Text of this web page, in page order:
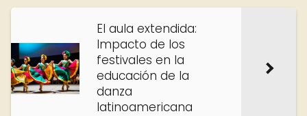
El aula extendida:
Impacto de los
festivales en la
educación de la
danza
latinoamericana